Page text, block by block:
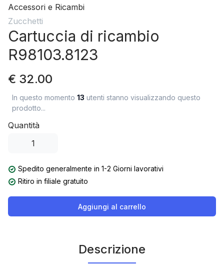
Accessori e Ricambi
Zucchetti
Cartuccia di ricambio
R98103.8123
€ 32.00
In questo momento 13 utenti stanno visualizzando questo
prodotto...
Quantità
Spedito generalmente in 1-2 Giorni lavorativi
Ritiro in filiale gratuito
Aggiungi al carrello
Descrizione